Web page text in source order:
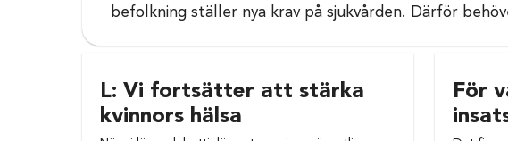
befolkning ställer nya krav på sjukvården. Därför
L: Vi fortsätter att stärka
kvinnors hälsa
För